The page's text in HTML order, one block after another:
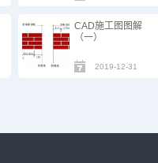
CAD施工图图解
（一）
2019-12-31